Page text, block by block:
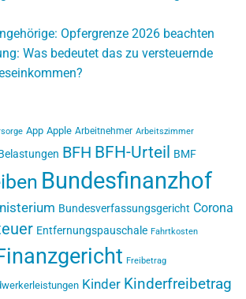
Opfergrenze 2026 beachten
Was bedeutet das zu versteuernde
App Apple Arbeitnehmer Arbeitszimmer
BFH BFH-Urteil BMF
Bundesfinanzhof
Bundesverfassungsgericht Corona
Entfernungspauschale Fahrtkosten
Freibetrag
Kinder Kinderfreibetrag